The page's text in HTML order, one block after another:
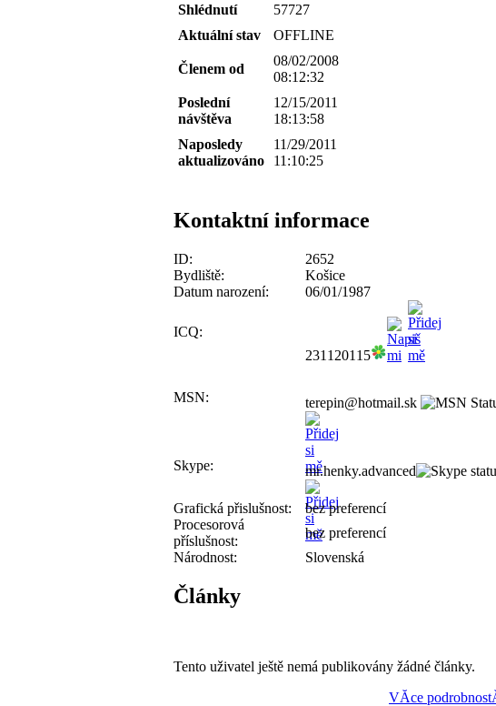
Shlédnutí
57727
Aktuální stav
OFFLINE
Členem od
08/02/2008
08:12:32
Poslední
návštěva
12/15/2011
18:13:58
Naposledy
aktualizováno
11/29/2011
11:10:25
Kontaktní informace
ID:
2652
Bydliště:
Košice
Datum narození:
06/01/1987
ICQ:
231120115
MSN: terepin@hotmail.sk
Skype: mr.henky.advanced
Grafická přislušnost:
bez preferencí
Procesorová
příslušnost:
bez preferencí
Národnost:
Slovenská
Články
Tento uživatel ještě nemá publikovány žádné články.
VĂ­ce